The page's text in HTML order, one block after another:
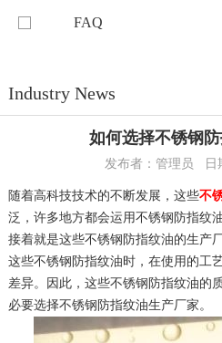
FAQ
Industry News
如何选择不锈钢
发布者：管理员 日
随着高科技技术的不断发展，这些不
泛，许多地方都会运用不锈钢防指纹
接着就是这些不锈钢防指纹油的生产
这些不锈钢防指纹油时，在使用的工
差异。因此，这些不锈钢防指纹油的
必要选择不锈钢防指纹油生产厂家。